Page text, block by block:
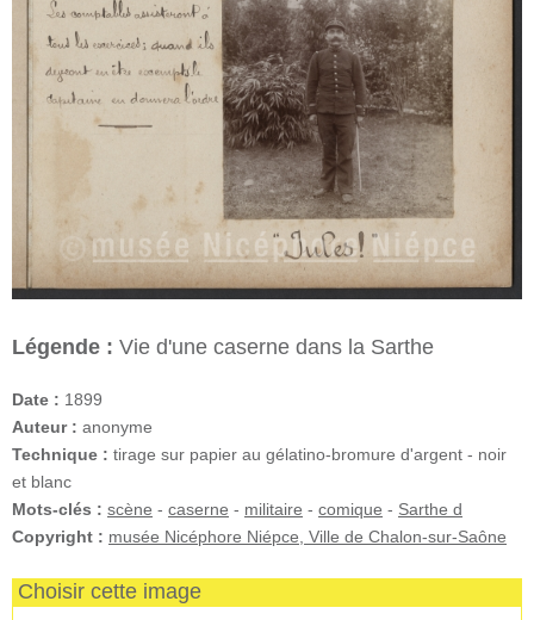
Légende : Vie d'une caserne dans la Sarthe
Date : 1899
Auteur : anonyme
Technique : tirage sur papier au gélatino-bromure d'argent - noir
et blanc
Mots-clés : scène - caserne - militaire - comique - Sarthe d
Copyright : musée Nicéphore Niépce, Ville de Chalon-sur-Saône
Choisir cette image